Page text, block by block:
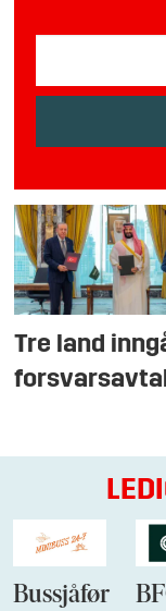
Tre land
Bussjåfør